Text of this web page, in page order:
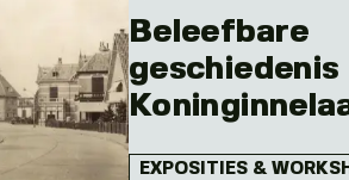
Beleefbare
geschiedenis
EXPOSITIES &